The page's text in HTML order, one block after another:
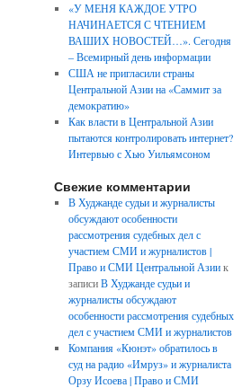
«У МЕНЯ КАЖДОЕ УТРО
НАЧИНАЕТСЯ С ЧТЕНИЕМ
ВАШИХ НОВОСТЕЙ…». Сегодня
– Всемирный день информации
США не пригласили страны
Центральной Азии на «Саммит за
демократию»
Как власти в Центральной Азии
пытаются контролировать интернет?
Интервью с Хью Уильямсоном
Свежие комментарии
В Худжанде судьи и журналисты
обсуждают особенности
рассмотрения судебных дел с
участием СМИ и журналистов |
Право и СМИ Центральной Азиик
записиВ Худжанде судьи и
журналисты обсуждают
особенности рассмотрения судебных
дел с участием СМИ и журналистов
Компания «Кюнэт» обратилось в
суд на радио «Имруз» и журналиста
Орзу Исоева | Право и СМИ